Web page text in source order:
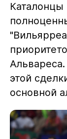
Каталонцы
этой
основной